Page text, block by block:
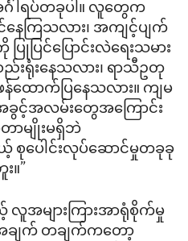
ဂါရပ်တခုပါ။ လူတွေက
ေကြသလား၊ အကျင့်ပျက်
ြုပြင်ပြောင်းလဲရေးသမား
းရုံးနေသလား၊ ရာသီဥတု
န်ထောက်ပြနေသလား။ ကျမ
င့်အလမ်းတွေအကြောင်း
ာမျိုးမရှိဘဲ
စုပေါင်းလုပ်ဆောင်မှုတခုခု
”
လူအများကြားအာရုံစိုက်မှု
ချက် တချက်ကတော့